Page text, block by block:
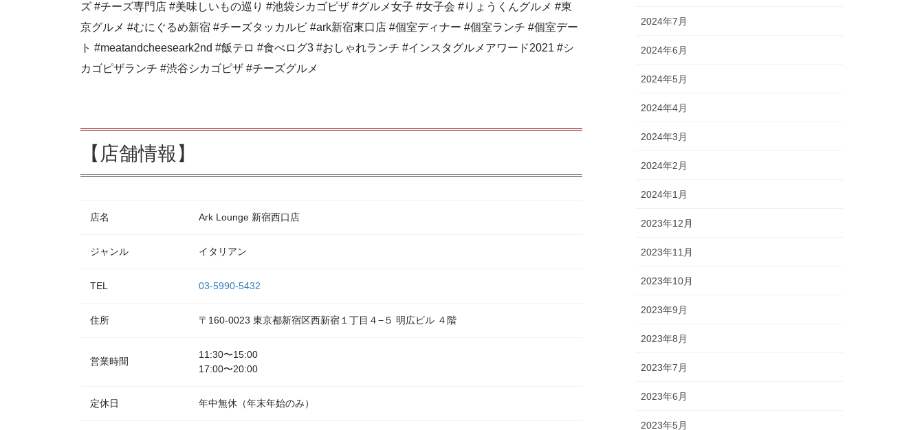
ズ #チーズ専門店 #美味しいもの巡り #池袋シカゴピザ #グルメ女子 #女子会 #りょうくんグルメ #東
京グルメ #むにぐるめ新宿 #チーズタッカルビ #ark新宿東口店 #個室ディナー #個室ランチ #個室デー
ト #meatandcheeseark2nd #飯テロ #食べログ3 #おしゃれランチ #インスタグルメアワード2021 #シ
カゴピザランチ #渋谷シカゴピザ #チーズグルメ
【店舗情報】
店名 Ark Lounge 新宿西口店
ジャンル イタリアン
TEL 03-5990-5432
住所 〒160-0023 東京都新宿区西新宿１丁目４−５ 明広ビル ４階
営業時間
11:30〜15:00
17:00〜20:00
定休日 年中無休（年末年始のみ）
2024年7月
2024年6月
2024年5月
2024年4月
2024年3月
2024年2月
2024年1月
2023年12月
2023年11月
2023年10月
2023年9月
2023年8月
2023年7月
2023年6月
2023年5月